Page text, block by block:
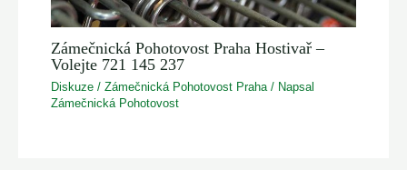
Zámečnická Pohotovost Praha Hostivař –
Volejte 721 145 237
Diskuze /Zámečnická Pohotovost Praha / Napsal
Zámečnická Pohotovost